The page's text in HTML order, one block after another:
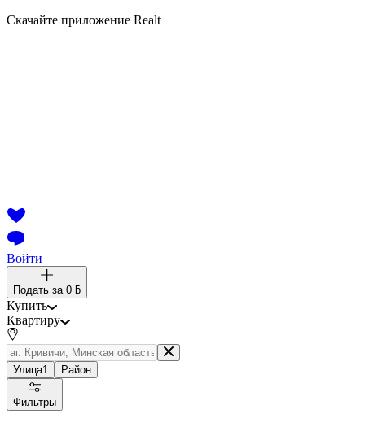
Скачайте приложение Realt
Войти
Подать за 0 ƃ
Купить
Квартиру
Улица1 Район
Фильтры